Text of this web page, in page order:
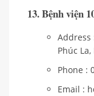
13. Bệnh viện
Address
Phúc
Phone :
Email :